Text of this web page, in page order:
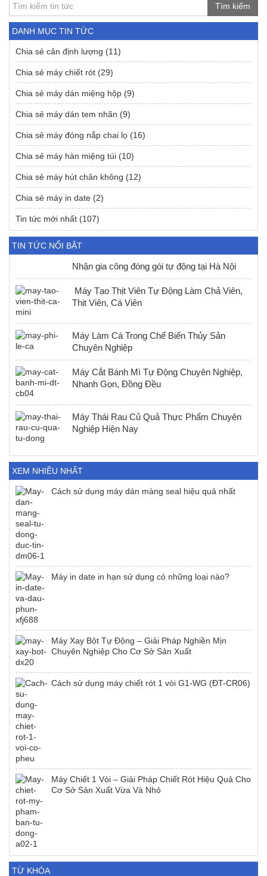
Tìm kiếm
DANH MỤC TIN TỨC
Chia sẻ cân định lượng (11)
Chia sẻ máy chiết rót (29)
Chia sẻ máy dán miệng hộp (9)
Chia sẻ máy dán tem nhãn (9)
Chia sẻ máy đóng nắp chai lọ (16)
Chia sẻ máy hàn miệng túi (10)
Chia sẻ máy hút chân không (12)
Chia sẻ máy in date (2)
Tin tức mới nhất (107)
TIN TỨC NỔI BẬT
Nhận gia công đóng gói tự động tại Hà Nội
Máy Tạo Thịt Viên Tự Động Làm Chả Viên,
Thịt Viên, Cá Viên
Máy Làm Cá Trong Chế Biến Thủy Sản
Chuyên Nghiệp
Máy Cắt Bánh Mì Tự Động Chuyên Nghiệp,
Nhanh Gọn, Đồng Đều
Máy Thái Rau Củ Quả Thực Phẩm Chuyên
Nghiệp Hiện Nay
XEM NHIỀU NHẤT
Cách sử dụng máy dán màng seal hiệu quả nhất
Máy in date in hạn sử dụng có những loại nào?
Máy Xay Bột Tự Động – Giải Pháp Nghiền Mịn
Chuyên Nghiệp Cho Cơ Sở Sản Xuất
Cách sử dụng máy chiết rót 1 vòi G1-WG (ĐT-CR06)
Máy Chiết 1 Vòi – Giải Pháp Chiết Rót Hiệu Quả Cho
Cơ Sở Sản Xuất Vừa Và Nhỏ
TỪ KHÓA